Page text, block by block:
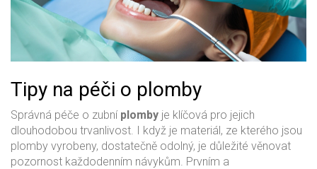
Tipy na péči o plomby
Správná péče o zubní plomby je klíčová pro jejich
dlouhodobou trvanlivost. I když je materiál, ze kterého jsou
plomby vyrobeny, dostatečně odolný, je důležité věnovat
pozornost každodenním návykům. Prvním a